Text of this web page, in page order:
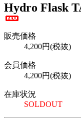
Hydro Flask
販売価格
4,200円(税抜)
会員価格
4,200円(税抜)
在庫状況
SOLDOUT